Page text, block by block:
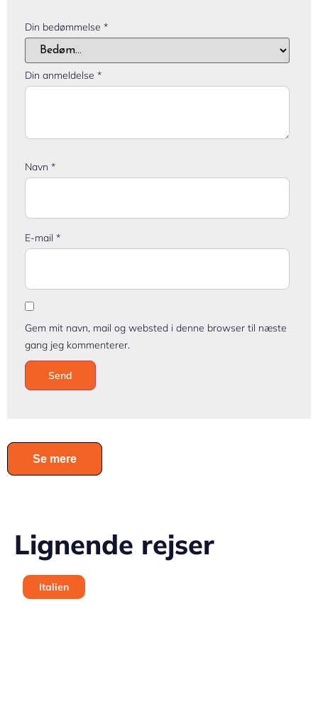
Din bedømmelse *
Din anmeldelse *
Navn *
E-mail *
Gem mit navn, mail og websted i denne browser til næste
gang jeg kommenterer.
Se mere
Lignende rejser
Italien